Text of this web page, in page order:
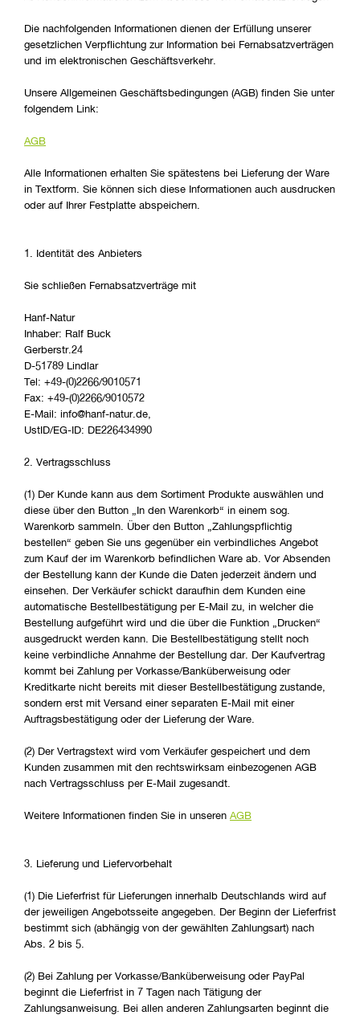
Die nachfolgenden Informationen dienen der Erfüllung unserer
gesetzlichen Verpflichtung zur Information bei Fernabsatzverträgen
und im elektronischen Geschäftsverkehr.
Unsere Allgemeinen Geschäftsbedingungen (AGB) finden Sie unter
folgendem Link:
AGB
Alle Informationen erhalten Sie spätestens bei Lieferung der Ware
in Textform. Sie können sich diese Informationen auch ausdrucken
oder auf Ihrer Festplatte abspeichern.
1. Identität des Anbieters
Sie schließen Fernabsatzverträge mit
Hanf-Natur
Inhaber: Ralf Buck
Gerberstr.24
D-51789 Lindlar
Tel: +49-(0)2266/9010571
Fax: +49-(0)2266/9010572
E-Mail: info@hanf-natur.de,
UstID/EG-ID: DE226434990
2. Vertragsschluss
(1) Der Kunde kann aus dem Sortiment Produkte auswählen und
diese über den Button „In den Warenkorb“ in einem sog.
Warenkorb sammeln. Über den Button „Zahlungspflichtig
bestellen“ geben Sie uns gegenüber ein verbindliches Angebot
zum Kauf der im Warenkorb befindlichen Ware ab. Vor Absenden
der Bestellung kann der Kunde die Daten jederzeit ändern und
einsehen. Der Verkäufer schickt daraufhin dem Kunden eine
automatische Bestellbestätigung per E-Mail zu, in welcher die
Bestellung aufgeführt wird und die über die Funktion „Drucken“
ausgedruckt werden kann. Die Bestellbestätigung stellt noch
keine verbindliche Annahme der Bestellung dar. Der Kaufvertrag
kommt bei Zahlung per Vorkasse/Banküberweisung oder
Kreditkarte nicht bereits mit dieser Bestellbestätigung zustande,
sondern erst mit Versand einer separaten E-Mail mit einer
Auftragsbestätigung oder der Lieferung der Ware.
(2) Der Vertragstext wird vom Verkäufer gespeichert und dem
Kunden zusammen mit den rechtswirksam einbezogenen AGB
nach Vertragsschluss per E-Mail zugesandt.
Weitere Informationen finden Sie in unseren AGB
3. Lieferung und Liefervorbehalt
(1) Die Lieferfrist für Lieferungen innerhalb Deutschlands wird auf
der jeweiligen Angebotsseite angegeben. Der Beginn der Lieferfrist
bestimmt sich (abhängig von der gewählten Zahlungsart) nach
Abs. 2 bis 5.
(2) Bei Zahlung per Vorkasse/Banküberweisung oder PayPal
beginnt die Lieferfrist in 7 Tagen nach Tätigung der
Zahlungsanweisung. Bei allen anderen Zahlungsarten beginnt die